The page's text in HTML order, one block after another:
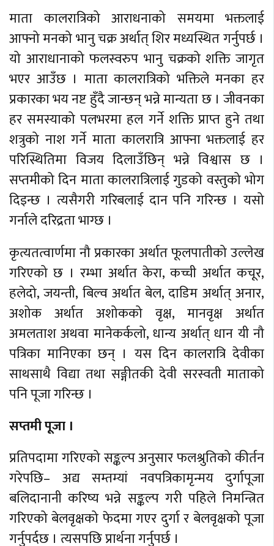
माता कालरात्रिको आराधनाको समयमा भक्तलाई
आफ्नो मनको भानु चक्र अर्थात् शिर मध्यस्थित गर्नुपर्छ ।
यो आराधानाको फलस्वरुप भानु चक्रको शक्ति जागृत
भएर आउँछ । माता कालरात्रिको भक्तिले मनका हर
प्रकारका भय नष्ट हुँदै जान्छन् भन्ने मान्यता छ । जीवनका
हर समस्याको पलभरमा हल गर्ने शक्ति प्राप्त हुने तथा
शत्रुको नाश गर्ने माता कालरात्रि आफ्ना भक्तलाई हर
परिस्थितिमा विजय दिलाउँछिन् भन्ने विश्वास छ ।
सप्तमीको दिन माता कालरात्रिलाई गुडको वस्तुको भोग
दिइन्छ । त्यसैगरी गरिबलाई दान पनि गरिन्छ । यसो
गर्नाले दरिद्रता भाग्छ ।
कृत्यतत्वार्णमा नौ प्रकारका अर्थात फूलपातीको उल्लेख
गरिएको छ । रम्भा अर्थात केरा, कच्ची अर्थात कचूर,
हलेदो, जयन्ती, बिल्व अर्थात बेल, दाडिम अर्थात् अनार,
अशोक अर्थात अशोकको वृक्ष, मानवृक्ष अर्थात
अमलताश अथवा मानेकर्कलो, धान्य अर्थात् धान यी नौ
पत्रिका मानिएका छन् । यस दिन कालरात्रि देवीका
साथसाथै विद्या तथा सङ्गीतकी देवी सरस्वती माताको
पनि पूजा गरिन्छ ।
सप्तमी पूजा ।
प्रतिपदामा गरिएको सङ्कल्प अनुसार फलश्रुतिको कीर्तन
गरेपछि– अद्य सम्तम्यां नवपत्रिकामृन्मय दुर्गापूजा
बलिदानानी करिष्य भन्ने सङ्कल्प गरी पहिले निमन्त्रित
गरिएको बेलवृक्षको फेदमा गएर दुर्गा र बेलवृक्षको पूजा
गर्नुपर्दछ । त्यसपछि प्रार्थना गर्नुपर्छ ।